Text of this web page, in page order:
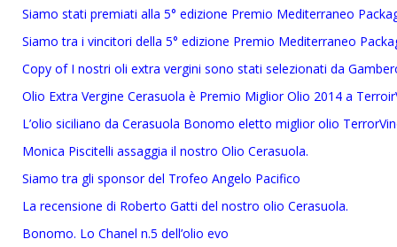
Siamo stati premiati alla 5° edizione Premio Mediterraneo
Siamo tra i vincitori della 5° edizione Premio Mediterraneo
Copy of I nostri oli extra vergini sono stati selezionati da
Olio Extra Vergine Cerasuola è Premio Miglior Olio 2014 a
L’olio siciliano da Cerasuola Bonomo eletto miglior olio
Monica Piscitelli assaggia il nostro Olio Cerasuola.
Siamo tra gli sponsor del Trofeo Angelo Pacifico
La recensione di Roberto Gatti del nostro olio Cerasuola.
Bonomo. Lo Chanel n.5 dell’olio evo